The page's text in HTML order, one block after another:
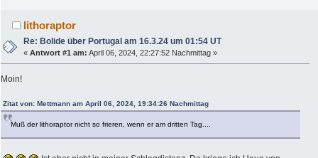
lithoraptor
Re: Bolide über Portugal am 16.3.24 um 01:54 UT
«Antwort #1 am: April 06, 2024, 22:27:52 Nachmittag »
Moin!
Zitat von: Mettmann am April 06, 2024, 19:34:26 Nachmittag
Muß der lithoraptor nicht so frieren, wenn er am dritten Tag....